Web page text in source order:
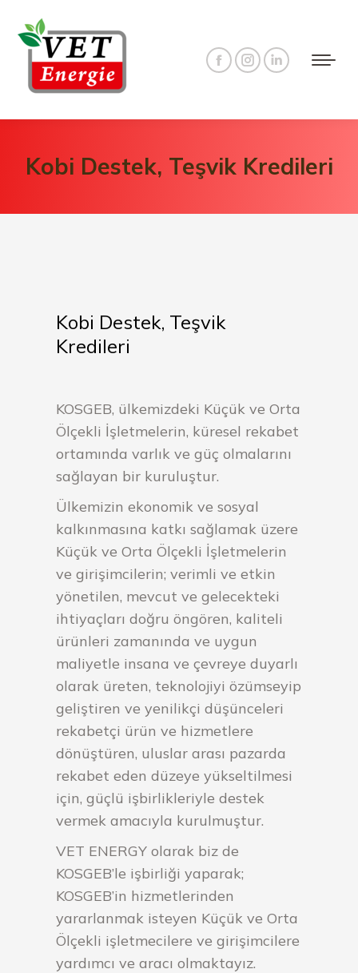
Facebook
opens
new
Instagram
opens
new
Linkedin
opens
new
Kobi Destek, Teşvik Kredileri
Kobi Destek, Teşvik
Kredileri
KOSGEB, ülkemizdeki Küçük ve Orta
Ölçekli İşletmelerin, küresel rekabet
ortamında varlık ve güç olmalarını
sağlayan bir kuruluştur.
Ülkemizin ekonomik ve sosyal
kalkınmasına katkı sağlamak üzere
Küçük ve Orta Ölçekli İşletmelerin
ve girişimcilerin; verimli ve etkin
yönetilen, mevcut ve gelecekteki
ihtiyaçları doğru öngören, kaliteli
ürünleri zamanında ve uygun
maliyetle insana ve çevreye duyarlı
olarak üreten, teknolojiyi özümseyip
geliştiren ve yenilikçi düşünceleri
rekabetçi ürün ve hizmetlere
dönüştüren, uluslar arası pazarda
rekabet eden düzeye yükseltilmesi
için, güçlü işbirlikleriyle destek
vermek amacıyla kurulmuştur.
VET ENERGY olarak biz de
KOSGEB’le işbirliği yaparak;
KOSGEB’in hizmetlerinden
yararlanmak isteyen Küçük ve Orta
Ölçekli işletmecilere ve girişimcilere
yardımcı ve aracı olmaktayız.